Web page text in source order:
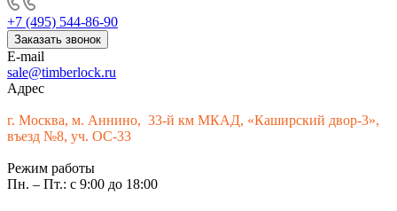
+7 (495) 544-86-90
Заказать звонок
E-mail
sale@timberlock.ru
Адрес
г. Москва, м. Аннино, 33-й км МКАД, «Каширский двор-3»,
въезд №8, уч. ОС-33
Режим работы
Пн. – Пт.: с 9:00 до 18:00